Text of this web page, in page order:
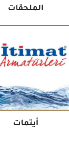
الملحقات
أيتمات